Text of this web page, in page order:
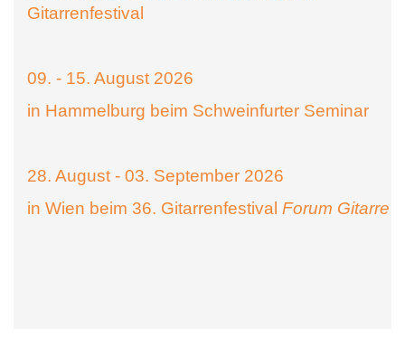
Gitarrenfestival
09. - 15. August 2026
in Hammelburg beim Schweinfurter Seminar
28. August - 03. September 2026
in Wien beim 36. Gitarrenfestival Forum Gitarre